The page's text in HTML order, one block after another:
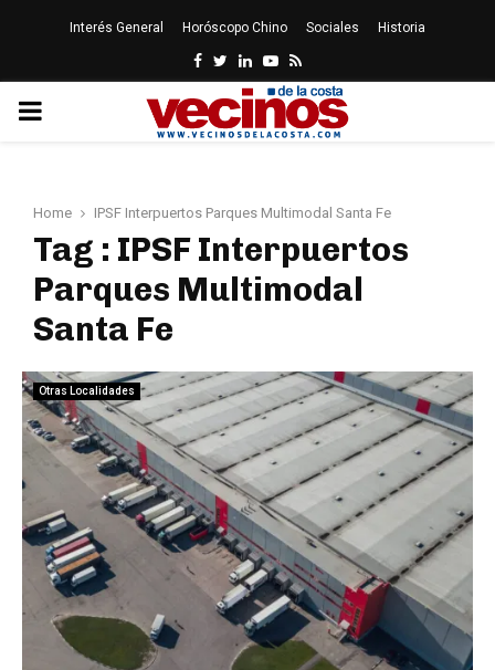
Interés General Horóscopo Chino Sociales Historia
Facebook
Twitter
LinkedinYoutube
Rss
PRIMARY
Home IPSF Interpuertos Parques Multimodal Santa Fe
Tag : IPSF Interpuertos
Parques Multimodal
Santa Fe
Otras Localidades